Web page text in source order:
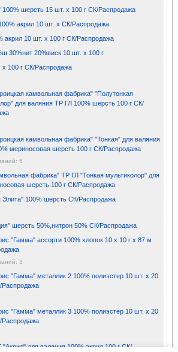
100% шерсть 15 шт. х 100 г СК/Распродажа
акрил 10 шт. х СК/Распродажа
акрил 10 шт. х 100 г СК/Распродажа
30%нит 20%виск 10 шт. х 100 г
100 г СК/Распродажа
камвольная фабрика" "Полутонкая
для валяния ТР ГЛ 100% шерсть 100 г СК/
камвольная фабрика" "Тонкая" для валяния
мериносовая шерсть 100 г СК/Распродажа
5
фабрика" ТР ГЛ "Тонкая мультиколор" для
шерсть 100 г СК/Распродажа
100% шерсть СК/Распродажа
шерсть 50%,нитрон 50% СК/Распродажа
"Гамма" ассорти 100% хлопок 10 х 10 г х 87 м
3
"Гамма" металлик 2 100% полиэстер 10 шт. х 20
Распродажа
"Гамма" металлик 3 100% полиэстер 10 шт. х 20
Распродажа
для валяния 100% акрил 100 г СК/